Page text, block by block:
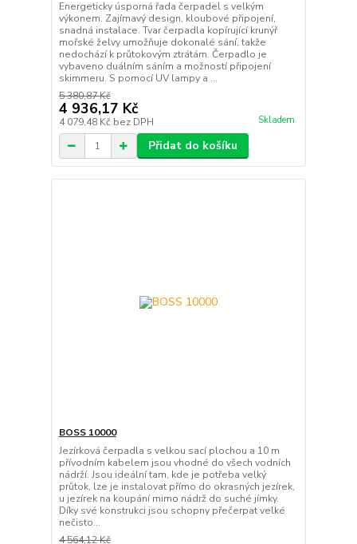
Energeticky úsporná řada čerpadel s velkým
výkonem. Zajímavý design, kloubové připojení,
snadná instalace. Tvar čerpadla kopírující krunýř
mořské želvy umožňuje dokonalé sání, takže
nedochází k průtokovým ztrátám. Čerpadlo je
vybaveno duálním sáním a možností připojení
skimmeru. S pomocí UV lampy a ...
5 380,87 Kč
4 936,17 Kč
4 079,48 Kč bez DPH Skladem
Přidat do košíku
BOSS 10000
Jezírková čerpadla s velkou sací plochou a 10 m
přívodním kabelem jsou vhodné do všech vodních
nádrží. Jsou ideální tam, kde je potřeba velký
průtok, lze je instalovat přímo do okrasných jezírek,
u jezírek na koupání mimo nádrž do suché jímky.
Díky své konstrukci jsou schopny přečerpat velké
nečisto...
4 564,12 Kč